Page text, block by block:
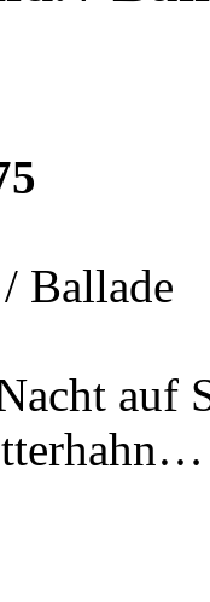
Ballade
auf